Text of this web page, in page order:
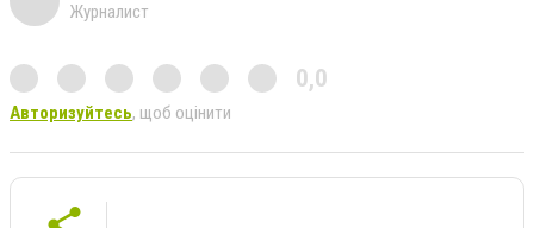
Журналист
0,0
Авторизуйтесь, щоб оцінити